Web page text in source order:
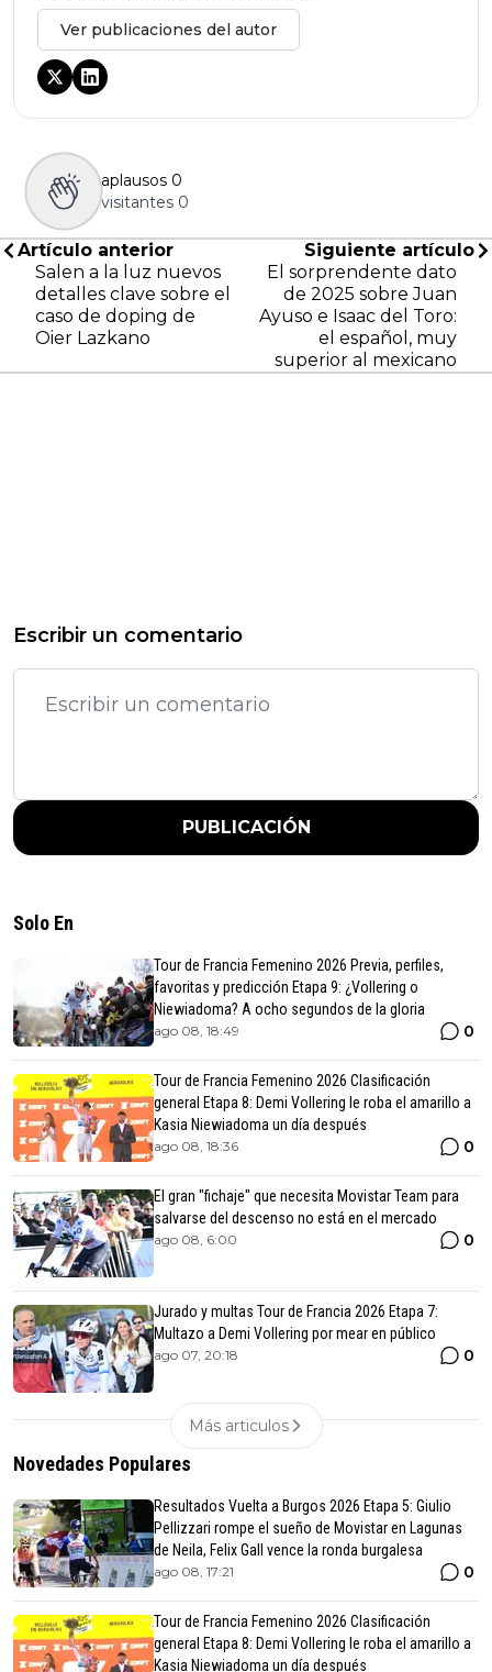
Ver publicaciones del autor
aplausos 0
visitantes 0
Artículo anterior
Salen a la luz nuevos
detalles clave sobre el
caso de doping de
Oier Lazkano
Siguiente artículo
El sorprendente dato
de 2025 sobre Juan
Ayuso e Isaac del Toro:
el español, muy
superior al mexicano
Escribir un comentario
PUBLICACIÓN
Solo En
Tour de Francia Femenino 2026 Previa, perfiles,
favoritas y predicción Etapa 9: ¿Vollering o
Niewiadoma? A ocho segundos de la gloria
ago 08, 18:49 0
Tour de Francia Femenino 2026 Clasificación
general Etapa 8: Demi Vollering le roba el amarillo a
Kasia Niewiadoma un día después
ago 08, 18:36 0
El gran "fichaje" que necesita Movistar Team para
salvarse del descenso no está en el mercado
ago 08, 6:00 0
Jurado y multas Tour de Francia 2026 Etapa 7:
Multazo a Demi Vollering por mear en público
ago 07, 20:18 0
Más articulos
Novedades Populares
Resultados Vuelta a Burgos 2026 Etapa 5: Giulio
Pellizzari rompe el sueño de Movistar en Lagunas
de Neila, Felix Gall vence la ronda burgalesa
ago 08, 17:21 0
Tour de Francia Femenino 2026 Clasificación
general Etapa 8: Demi Vollering le roba el amarillo a
Kasia Niewiadoma un día después